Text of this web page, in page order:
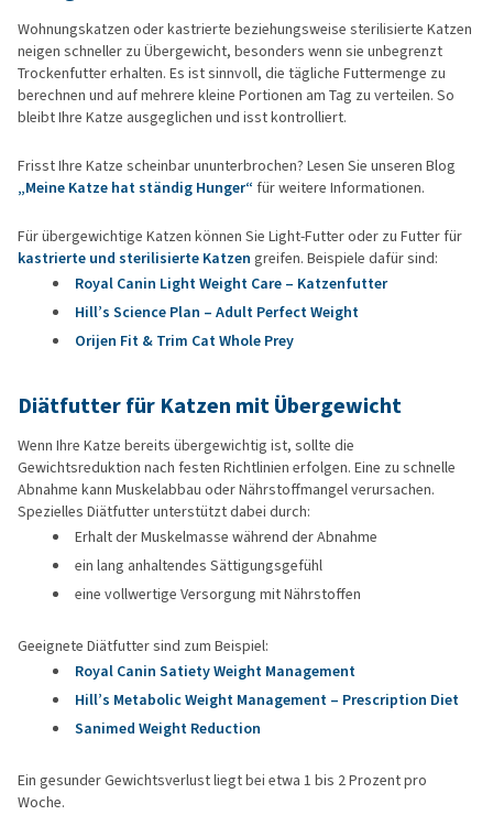
Wohnungskatzen oder kastrierte beziehungsweise sterilisierte Katzen
neigen schneller zu Übergewicht, besonders wenn sie unbegrenzt
Trockenfutter erhalten. Es ist sinnvoll, die tägliche Futtermenge zu
berechnen und auf mehrere kleine Portionen am Tag zu verteilen. So
bleibt Ihre Katze ausgeglichen und isst kontrolliert.
Frisst Ihre Katze scheinbar ununterbrochen? Lesen Sie unseren Blog
„Meine Katze hat ständig Hunger“ für weitere Informationen.
Für übergewichtige Katzen können Sie Light-Futter oder zu Futter für
kastrierte und sterilisierte Katzen greifen. Beispiele dafür sind:
Royal Canin Light Weight Care – Katzenfutter
Hill’s Science Plan – Adult Perfect Weight
Orijen Fit & Trim Cat Whole Prey
Diätfutter für Katzen mit Übergewicht
Wenn Ihre Katze bereits übergewichtig ist, sollte die
Gewichtsreduktion nach festen Richtlinien erfolgen. Eine zu schnelle
Abnahme kann Muskelabbau oder Nährstoffmangel verursachen.
Spezielles Diätfutter unterstützt dabei durch:
Erhalt der Muskelmasse während der Abnahme
ein lang anhaltendes Sättigungsgefühl
eine vollwertige Versorgung mit Nährstoffen
Geeignete Diätfutter sind zum Beispiel:
Royal Canin Satiety Weight Management
Hill’s Metabolic Weight Management – Prescription Diet
Sanimed Weight Reduction
Ein gesunder Gewichtsverlust liegt bei etwa 1 bis 2 Prozent pro
Woche.